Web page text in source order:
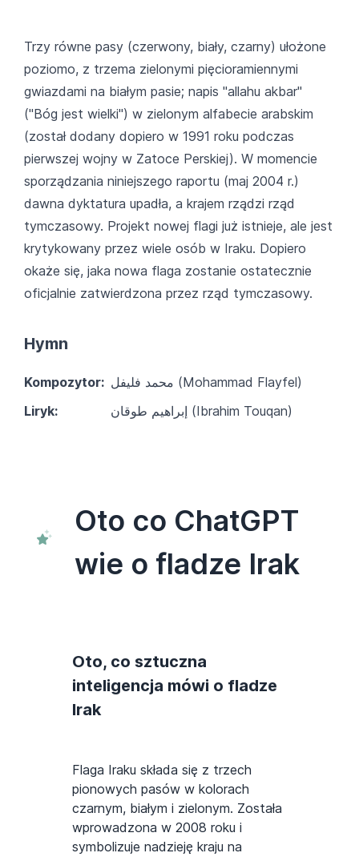
Trzy równe pasy (czerwony, biały, czarny) ułożone
poziomo, z trzema zielonymi pięcioramiennymi
gwiazdami na białym pasie; napis "allahu akbar"
("Bóg jest wielki") w zielonym alfabecie arabskim
(został dodany dopiero w 1991 roku podczas
pierwszej wojny w Zatoce Perskiej). W momencie
sporządzania niniejszego raportu (maj 2004 r.)
dawna dyktatura upadła, a krajem rządzi rząd
tymczasowy. Projekt nowej flagi już istnieje, ale jest
krytykowany przez wiele osób w Iraku. Dopiero
okaże się, jaka nowa flaga zostanie ostatecznie
oficjalnie zatwierdzona przez rząd tymczasowy.
Hymn
Kompozytor:
محمد فليفل‎ (Mohammad Flayfel)
Liryk:
إبراهيم طوقان‎ (Ibrahim Touqan)
Oto co ChatGPT
wie o fladze Irak
Oto, co sztuczna
inteligencja mówi o fladze
Irak
Flaga Iraku składa się z trzech
pionowych pasów w kolorach
czarnym, białym i zielonym. Została
wprowadzona w 2008 roku i
symbolizuje nadzieję kraju na